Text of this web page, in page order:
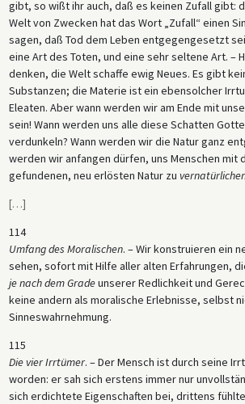
gibt, so wißt ihr auch, daß es keinen Zufall gibt:
Welt von Zwecken hat das Wort „Zufall“ einen
sagen, daß Tod dem Leben entgegengesetzt
eine Art des Toten, und eine sehr seltene Art. –
denken, die Welt schaffe ewig Neues. Es gibt
Substanzen; die Materie ist ein ebensolcher
Eleaten. Aber wann werden wir am Ende mit
sein! Wann werden uns alle diese Schatten
verdunkeln? Wann werden wir die Natur ganz
werden wir anfangen dürfen, uns Menschen mit
gefundenen, neu erlösten Natur zu
[…]
114
Umfang des Moralischen. – Wir konstruieren ein
sehen, sofort mit Hilfe aller alten Erfahrungen,
je nach dem Gradeunserer Redlichkeit und
keine andern als moralische Erlebnisse, selbst
Sinneswahrnehmung.
115
Die vier Irrtümer. – Der Mensch ist durch seine
worden: er sah sich erstens immer nur
sich erdichtete Eigenschaften bei, drittens